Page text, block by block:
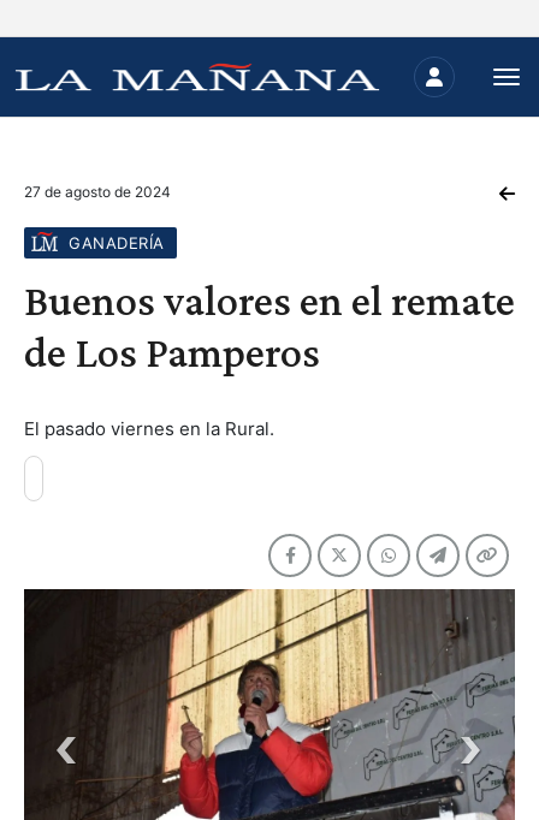
27 de agosto de 2024
GANADERÍA
Buenos valores en el remate
de Los Pamperos
El pasado viernes en la Rural.